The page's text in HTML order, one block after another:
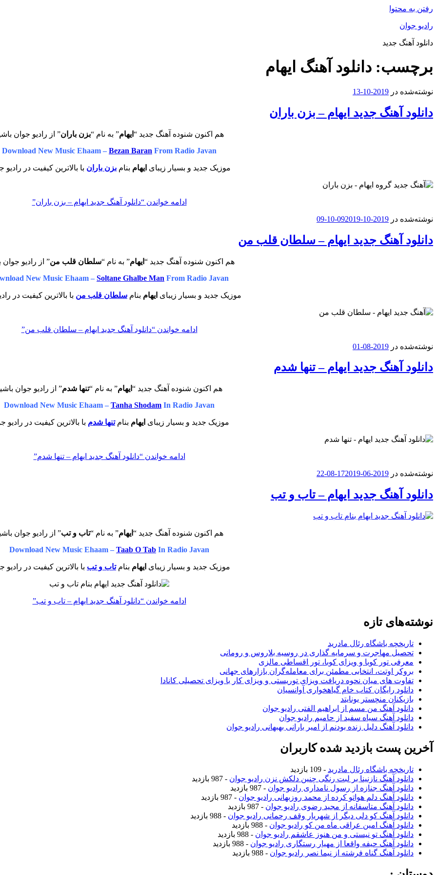
رفتن به محتوا
رادیو جوان
دانلود آهنگ جدید
برچسب: دانلود آهنگ ایهام
نوشته‌شده در 2019-10-13
دانلود آهنگ جدید ایهام – بزن باران
هم اکنون شنوده آهنگ جدید “ ایهام” به نام “بزن باران” از رادیو جوان
Download New Music Ehaam – Bezan Baran From Radio Javan
موزیک جدید و بسیار زیبای ایهام بنام بزن باران با بالاترین کیفیت در رادیو
ادامه خواندن “دانلود آهنگ جدید ایهام – بزن باران”
نوشته‌شده در 2019-10-09
2019-10-09
دانلود آهنگ جدید ایهام – سلطان قلب من
هم اکنون شنوده آهنگ جدید “ ایهام” به نام “سلطان قلب من” از رادیو جوان
New Music Ehaam – Soltane Ghalbe Man From Radio Javan
موزیک جدید و بسیار زیبای ایهام بنام سلطان قلب من با بالاترین کیفیت در
ادامه خواندن “دانلود آهنگ جدید ایهام – سلطان قلب من”
نوشته‌شده در 2019-08-01
دانلود آهنگ جدید ایهام – تنها شدم
هم اکنون شنوده آهنگ جدید “ ایهام” به نام “تنها شدم” از رادیو جوان
Download New Music Ehaam – Tanha Shodam In Radio Javan
موزیک جدید و بسیار زیبای ایهام بنامتنها شدم با بالاترین کیفیت در رادیو
ادامه خواندن “دانلود آهنگ جدید ایهام – تنها شدم”
نوشته‌شده در 2019-06-17
2019-08-22
دانلود آهنگ جدید ایهام – تاب و تب
هم اکنون شنوده آهنگ جدید “ ایهام” به نام “تاب و تب” از رادیو جوان
Download New Music Ehaam – Taab O Tab In Radio Javan
موزیک جدید و بسیار زیبای ایهام بنامتاب و تب با بالاترین کیفیت در رادیو
ادامه خواندن “دانلود آهنگ جدید ایهام – تاب و تب”
نوشته‌های تازه
تاریخچه باشگاه رئال مادرید
تحصیل مهاجرت و سرمایه گذاری در روسیه بلاروس و رومانی
معرفی تور کوبا و ویزای کوبا، تور اقساطی مالزی
بروکر اوتت، انتخابی مطمئن برای معامله‌گران بازارهای جهانی
تفاوت های میان نحوه دریافت ویزای توریستی و ویزای کار با ویزای تحصیلی کانادا
دانلود رایگان کتاب خام گیاهخواری آوانسیان
بازیکنان منچستر یونایتد
دانلود آهنگ من مسم از ابراهیم الفتی رادیو جوان
دانلود آهنگ سیاه سفید از حامیم رادیو جوان
دانلود آهنگ دلیل زنده بودنم از امیر بارانی بهبهانی رادیو جوان
آخرین پست بازدید شده کاربران
تاریخچه باشگاه رئال مادرید - 109 بازدید
دانلود آهنگ نازنینا بر لبت رنگی چنین دلکش نزن رادیو جوان - 987 بازدید
دانلود آهنگ جنازه از رسول نامداری رادیو جوان - 987 بازدید
دانلود آهنگ دلم هواتو کرده از محمد روزبهانی رادیو جوان - 987 بازدید
دانلود آهنگ متاسفانه از مجید رضوی رادیو جوان - 987 بازدید
دانلود آهنگ کو دلی دیگر از شهریار وقف رحمانی رادیو جوان - 988 بازدید
دانلود آهنگ امین عراقی ماه من کو رادیو جوان - 988 بازدید
دانلود آهنگ تو نیستی و من هنوز عاشقم رادیو جوان - 988 بازدید
دانلود آهنگ حیفه واقعا از مهیار رستگاری رادیو جوان - 988 بازدید
دانلود آهنگ گناه فرشته از نیما نصر رادیو جوان - 988 بازدید